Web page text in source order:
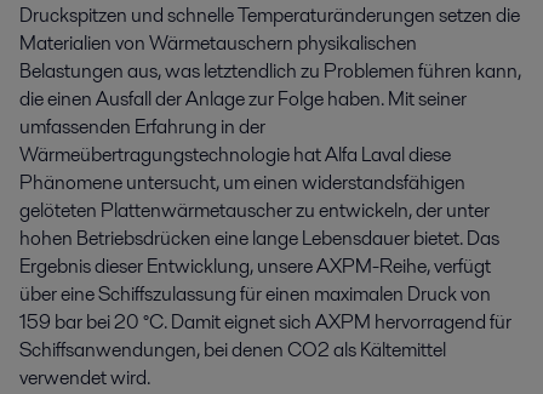
Druckspitzen und schnelle Temperaturänderungen setzen die
Materialien von Wärmetauschern physikalischen
Belastungen aus, was letztendlich zu Problemen führen kann,
die einen Ausfall der Anlage zur Folge haben. Mit seiner
umfassenden Erfahrung in der
Wärmeübertragungstechnologie hat Alfa Laval diese
Phänomene untersucht, um einen widerstandsfähigen
gelöteten Plattenwärmetauscher zu entwickeln, der unter
hohen Betriebsdrücken eine lange Lebensdauer bietet. Das
Ergebnis dieser Entwicklung, unsere AXPM-Reihe, verfügt
über eine Schiffszulassung für einen maximalen Druck von
159 bar bei 20 °C. Damit eignet sich AXPM hervorragend für
Schiffsanwendungen, bei denen CO2 als Kältemittel
verwendet wird.